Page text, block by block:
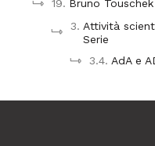
19. Bruno Touschek
3. Attività
Serie
3.4. AdA e